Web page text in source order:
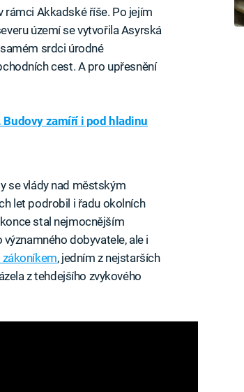
Akkadské říše. Po jejím
území se vytvořila Asyrská
srdci úrodné
cest. A pro upřesnění
zamíří i pod hladinu
se vlády nad městským
let podrobil i řadu okolních
stal nejmocnějším
dobyvatele, ale i
, jedním z nejstarších
z tehdejšího zvykového